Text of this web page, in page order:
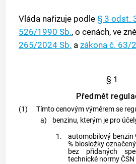
Vláda nařizuje podle§ 3 odst.
526/1990 Sb., o cenách, ve
265/2024 Sb. azákona č. 63/
§ 1
Předmět
(1)
Tímto cenovým výměrem se
a)
benzinu, kterým je pro
1.
automobilový benzin
% biosložky
bez přidaných
technické normy ČSN